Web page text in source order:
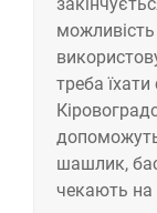
треба їхати
шашлик,
чекають на